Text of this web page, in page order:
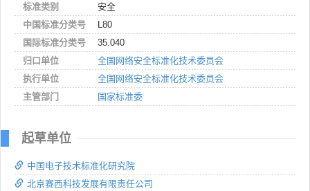
标准类别
安全
中国标准分类号
L80
国际标准分类号
35.040
归口单位
全国网络安全标准化技术委员会
执行单位
全国网络安全标准化技术委员会
主管部门
国家标准委
起草单位
中国电子技术标准化研究院
北京赛西科技发展有限责任公司